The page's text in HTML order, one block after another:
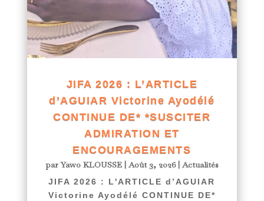
JIFA 2026 : L’ARTICLE
d’AGUIAR Victorine Ayodélé
CONTINUE DE* *SUSCITER
ADMIRATION ET
ENCOURAGEMENTS
parYawo KLOUSSE|Août 3, 2026|Actualités
JIFA 2026 : L'ARTICLE d’AGUIAR
Victorine Ayodélé CONTINUE DE*